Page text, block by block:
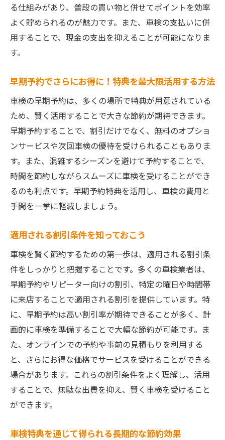
車検特典で家計に優しい選択を！具体的な活用
事例
家計管理と車検特典の関係性
特典を活かした家計節約テクニック
特典活用で得られる経済的メリット
車検特典で家計への負担を減らす方法
車検の特典でかしこく節約！知らないと損する
情報
見逃しがちな特典条件とその重要性
月々の費用を抑えるための特典活用術
特典を賢く選ぶためのチェックポイント
車検特典を活用した賢い節約計画
特典を知らないと損する隠れたメリット
車検特典を通じた地域経済への貢献とそのメリ
ット
地元での消費が生む経済効果
地域経済を支える車検特典の役割
地元の活性化に貢献する特典利用法
地域密着型車屋の特典がもたらす長期的な
影響
車検特典を通じた地域支援の実例
車検の特典を活用して賢く節約するための具体
る仕組みがあり、普段の買い物と併せてポイントを効率
よく貯められるのが魅力です。また、車検の支払いに併
用することで、現金の支出を抑えることが可能になりま
す。
早期予約でさらにお得に！特典を最大限活用する方法
車検の早期予約は、多くの場所で特典が用意されている
ため、賢く活用することで大きな節約が期待できます。
早期予約することで、割引だけでなく、無料のオプショ
ンサービスや次回車検の優待を受けられることもありま
す。また、混雑するシーズンを避けて予約することで、
時間を節約しながらスムーズに車検を受けることができ
るのも利点です。早期予約特典を活用し、車検の費用と
手間を一挙に軽減しましょう。
適用される割引条件を知っておこう
車検を賢く節約するための第一歩は、適用される割引条
件をしっかりと把握することです。多くの車検業者は、
早期予約やリピーター向けの割引、特定の曜日や時間帯
に来店することで適用される割引を提供しています。特
に、早期予約は高い割引率が期待できることが多く、計
画的に車検を準備することで大幅な節約が可能です。ま
た、オンラインでの予約や事前の見積もりを利用する
と、さらにお得な価格でサービスを受けることができる
場合があります。これらの割引条件をよく理解し、活用
することで、無駄な出費を抑え、賢く車検を受けること
ができます。
車検特典を通じて得られる長期的な節約効果